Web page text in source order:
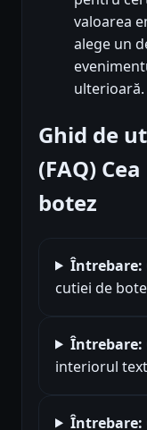
valoarea
alege un
ulterioară.
Ghid de
(FAQ)
botez
Întrebare:
cutiei de
Întrebare:
interiorul
Întrebare: